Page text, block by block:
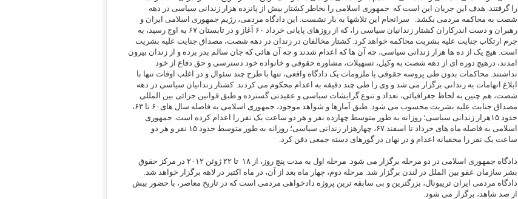
را گرفتند. هدف این جریان این است که جمهوری اسلامی را بخاطر کشتار بیش از پانزده هزار زندانی سیاسی در دهه
شصت به محاکمه مردمی بکشد.
سرانجام این تلاشها به بار نشست. این دادگاه مردمی، رژیم جمهوری اسلامی ایران و
رهبران و دست اندرکاران کشتار زندانیان سیاسی را، که از روزهای پایانی خرداد ۶۰ آغاز و در تابستان ۶۷ به اوج رسید، به
جرم ارتکاب جنایت علیه بشریت محاکمه خواهد کرد. کشتار مخالفان در زندان در دهه شصت، مصداق جنایت علیه بشریت
است. هیچ یک از ده ها هزار زندانی سیاسی، چه آن ها که اعدام شدند و چه آن هائی که جان سالم بدر برده و از زندان بیرون
امدند، درهیچ دوره ای از دهه شصت به وکیل، تسهیلات، مشاوره حقوقی و خانواده خود دسترسی و حق دفاع از خود
نداشتند. محاکمات بدون طی پروسه حقوقی با ملزومات یک دادگاه واقعی، تنها با طرح چند سئوال و در اغلب اوقات تنها با
ابلاغ اتهامات به زندانی برگزار می شد و وی را طی چند دقیقه به اعدام محکوم می کردند. کشتار زندانیان سیاسی در دهه
شصت، هم چنین به لحاظ جغرافیائی، تعداد و تنوع گرایشات سیاسی و عقیدتی گسترده و طبق قوانین جزائی بین المللی
مصداق جنایت علیه بشریت محسوب می شود. طبق آمارها و شواهد موجود، جمهوری اسلامی به فاصله سال های۶۰ تا ۶۳،
حدود ۱۵هزار زندانی سیاسی؛ روزانه به طور متوسط چهارده نفر و هر دو ساعت یک نفر را اعدام کرده است. جمهوری
اسلامی به فاصله ماه های خرداد تا اسفند ۶۷، چهارهزار زندانی سیاسی؛ روزانه به طور متوسط حدود ۱۵ نفر و هر دو
ساعت یک نفر را مخفیانه اعدام و در نهان در گورهای دسته جمعی دفن کرد.
دادگاه جمهوری اسلامی در دو مرحله برگزار می شود. مرحله اول به مدت پنچ روز، از ١٨
تا ٢٢ ژوئن ۲٠١٢ در مرکز حقوق
بشر سازمان عفو بین الملل در لندن برگزار شد. مرحله دوم، چهار ماه بعد از آن، در ماه اکتبر در لاهه برگزار خواهد شد.
دادگاه مردمی ایران تریبونال، بزرگترین و بی سابقه ترین پروژه دادخواهی مردمی است که در تاریخ معاصر، با حضور بیش
از صد شاهد، برگزار می شود